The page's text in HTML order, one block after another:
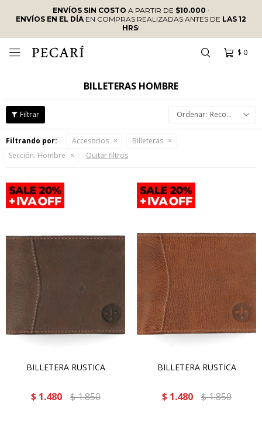
ENVÍOS SIN COSTO A PARTIR DE $10.000 ·
ENVÍOS EN EL DÍAEN COMPRAS REALIZADAS ANTES DE LAS 12
HRS!
$ 0

BILLETERAS HOMBRE
Recomendados
Filtrando por: Accesorios
Billeteras
Sección: Hombre Quitar filtros
BILLETERA RUSTICA
$ 1.480 $1.850
BILLETERA RUSTICA
$ 1.480 $1.850